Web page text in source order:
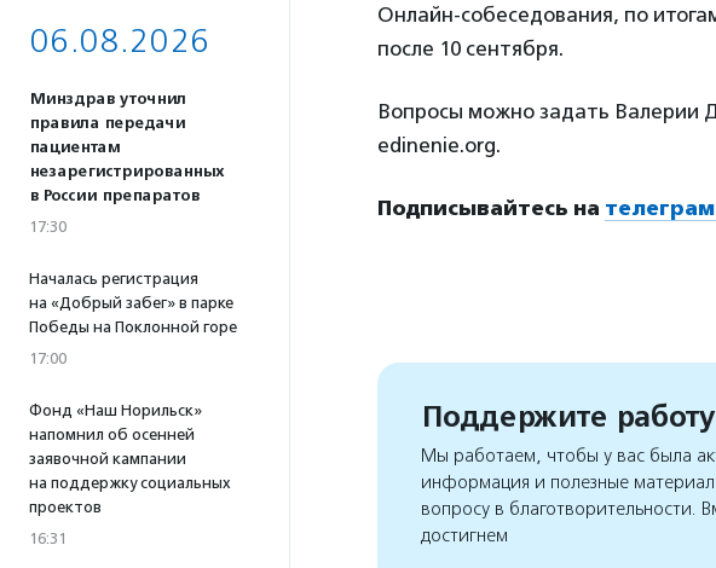
06.08.2026
Минздрав уточнил
правила передачи
пациентам
незарегистрированных
в России препаратов
17:30
Началась регистрация
на «Добрый забег» в парке
Победы на Поклонной горе
17:00
Фонд «Наш Норильск»
напомнил об осенней
заявочной кампании
на поддержку социальных
проектов
16:31
Онлайн-собеседования, по
после 10 сентября.
Вопросы можно задать Валерии
edinenie.org.
Подписывайтесь на
Поддержите
Мы работаем, чтобы у вас была
информация и полезные
вопросу в благотворительности.
достигнем